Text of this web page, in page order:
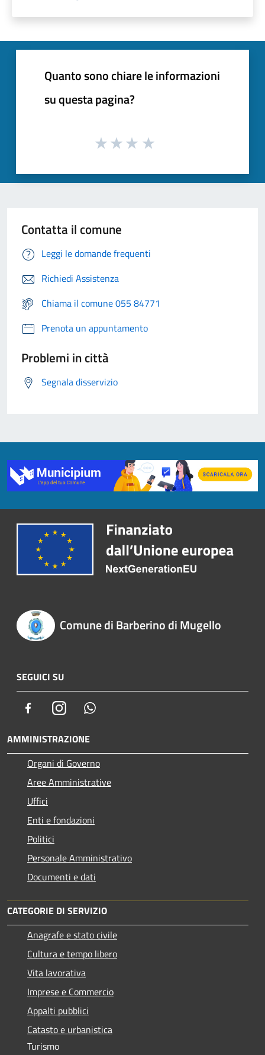
Quanto sono chiare le informazioni
su questa pagina?
Contatta il comune
Leggi le domande frequenti
Richiedi Assistenza
Chiama il comune 055 84771
Prenota un appuntamento
Problemi in città
Segnala disservizio
Comune di Barberino di Mugello
SEGUICI SU
FacebookInstagram
AMMINISTRAZIONE
Organi di Governo
Aree Amministrative
Uffici
Enti e fondazioni
Politici
Personale Amministrativo
Documenti e dati
CATEGORIE DI SERVIZIO
Anagrafe e stato civile
Cultura e tempo libero
Vita lavorativa
Imprese e Commercio
Appalti pubblici
Catasto e urbanistica
Turismo